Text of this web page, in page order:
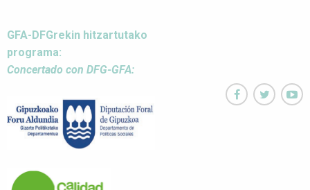
GFA-DFGrekin hitzartutako
programa:
Concertado con DFG-GFA:
  